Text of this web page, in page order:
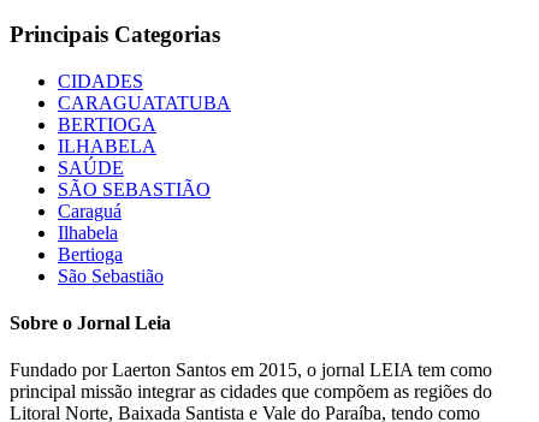
Principais Categorias
CIDADES
CARAGUATATUBA
BERTIOGA
ILHABELA
SAÚDE
SÃO SEBASTIÃO
Caraguá
Ilhabela
Bertioga
São Sebastião
Sobre o Jornal Leia
Fundado por Laerton Santos em 2015, o jornal LEIA tem como
principal missão integrar as cidades que compõem as regiões do
Litoral Norte, Baixada Santista e Vale do Paraíba, tendo como